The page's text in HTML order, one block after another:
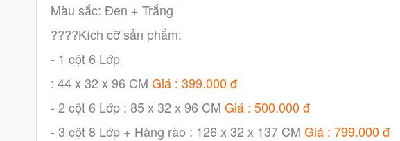
Màu sắc: Đen + Trắng
????Kích cỡ sản phẩm:
- 1 cột 6 Lớp
: 44 x 32 x 96 CM Giá : 399.000 đ
- 2 cột 6 Lớp : 85 x 32 x 96 CM Giá : 500.000 đ
- 3 cột 8 Lớp + Hàng rào : 126 x 32 x 137 CM Giá : 799.000 đ